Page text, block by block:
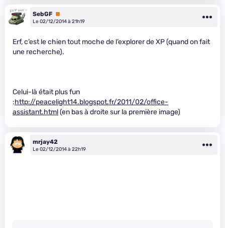
SebGF Premium
Le 02/12/2014 à 21h19
Erf, c’est le chien tout moche de l’explorer de XP (quand on fait
une recherche).
Celui-là était plus fun
:http://peacelight14.blogspot.fr/2011/02/office-
assistant.html(en bas à droite sur la première image)
mrjay42
Le 02/12/2014 à 22h19